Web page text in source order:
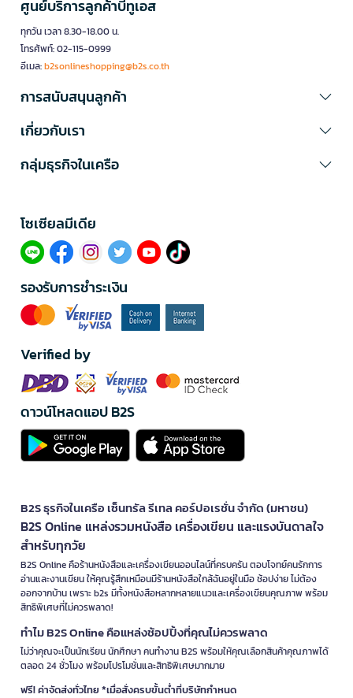
ศูนย์บริการลูกค้าบีทูเอส
ทุกวัน เวลา 8.30-18.00 น.
โทรศัพท์: 02-115-0999
อีเมล:b2sonlineshopping@b2s.co.th
การสนับสนุนลูกค้า
เกี่ยวกับเรา
กลุ่มธุรกิจในเครือ
โซเซียลมีเดีย​
รองรับการชำระเงิน
Verified by
ดาวน์โหลดแอป B2S
B2S ธุรกิจในเครือ เซ็นทรัล รีเทล คอร์ปอเรชั่น จำกัด (มหาชน)
B2S Online แหล่งรวมหนังสือ เครื่องเขียน และแรงบันดาลใจ
สำหรับทุกวัย
B2S Online คือร้านหนังสือและเครื่องเขียนออนไลน์ที่ครบครัน ตอบโจทย์คนรักการ
อ่านและงานเขียน ให้คุณรู้สึกเหมือนมีร้านหนังสือใกล้ฉันอยู่ในมือ ช้อปง่าย ไม่ต้อง
ออกจากบ้าน เพราะ b2s มีทั้งหนังสือหลากหลายแนวและเครื่องเขียนคุณภาพ พร้อม
สิทธิพิเศษที่ไม่ควรพลาด!
ทำไม B2S Online คือแหล่งช้อปปิ้งที่คุณไม่ควรพลาด
ไม่ว่าคุณจะเป็นนักเรียน นักศึกษา คนทำงาน B2S พร้อมให้คุณเลือกสินค้าคุณภาพได้
ตลอด 24 ชั่วโมง พร้อมโปรโมชั่นและสิทธิพิเศษมากมาย
ฟรี! ค่าจัดส่งทั่วไทย *เมื่อสั่งครบขั้นต่ำที่บริษัทกำหนด